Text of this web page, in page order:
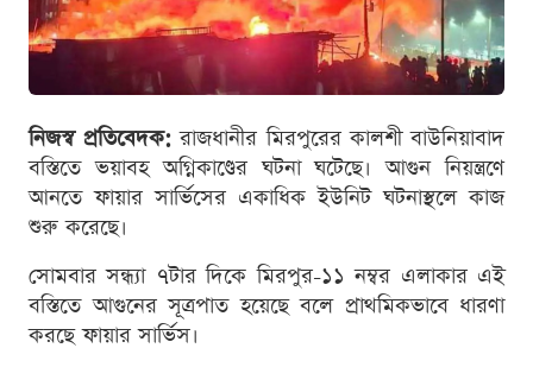
নিজস্ব প্রতিবেদক: রাজধানীর মিরপুরের কালশী বাউনিয়াবাদ
বস্তিতে ভয়াবহ অগ্নিকাণ্ডের ঘটনা ঘটেছে। আগুন নিয়ন্ত্রণে
আনতে ফায়ার সার্ভিসের একাধিক ইউনিট ঘটনাস্থলে কাজ
শুরু করেছে।
সোমবার সন্ধ্যা ৭টার দিকে মিরপুর-১১ নম্বর এলাকার এই
বস্তিতে আগুনের সূত্রপাত হয়েছে বলে প্রাথমিকভাবে ধারণা
করছে ফায়ার সার্ভিস।